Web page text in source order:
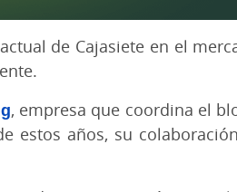
de Cajasiete en el
, empresa que coordina el
años, su